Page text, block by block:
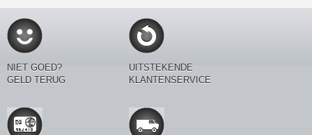
NIET GOED?
GELD TERUG
UITSTEKENDE
KLANTENSERVICE